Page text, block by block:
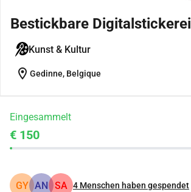
Bestickbare Digitalstickerei
Kunst & Kultur
location_on Gedinne, Belgique
Eingesammelt
€ 150
GY AN SA 4 Menschen haben gespendet